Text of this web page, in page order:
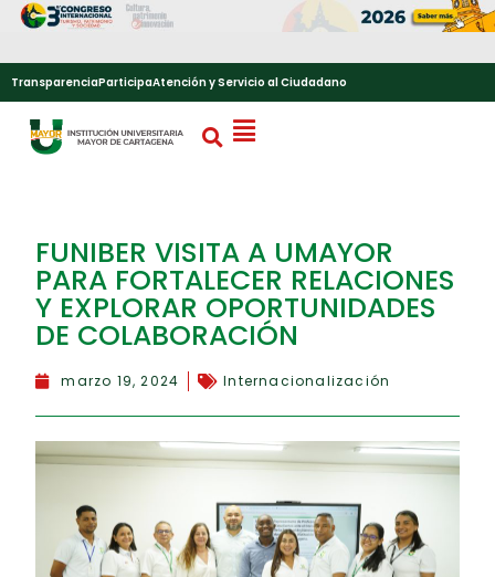
TransparenciaParticipaAtención y Servicio al Ciudadano
FUNIBER VISITA A UMAYOR
PARA FORTALECER RELACIONES
Y EXPLORAR OPORTUNIDADES
DE COLABORACIÓN
marzo 19, 2024 Internacionalización